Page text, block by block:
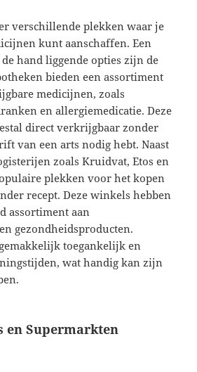
verschillende plekken waar je
kunt aanschaffen. Een
hand liggende opties zijn de
bieden een assortiment
medicijnen, zoals
en allergiemedicatie. Deze
direct verkrijgbaar zonder
van een arts nodig hebt. Naast
zoals Kruidvat, Etos en
plekken voor het kopen
recept. Deze winkels hebben
assortiment aan
gezondheidsproducten.
toegankelijk en
wat handig kan zijn
en Supermarkten